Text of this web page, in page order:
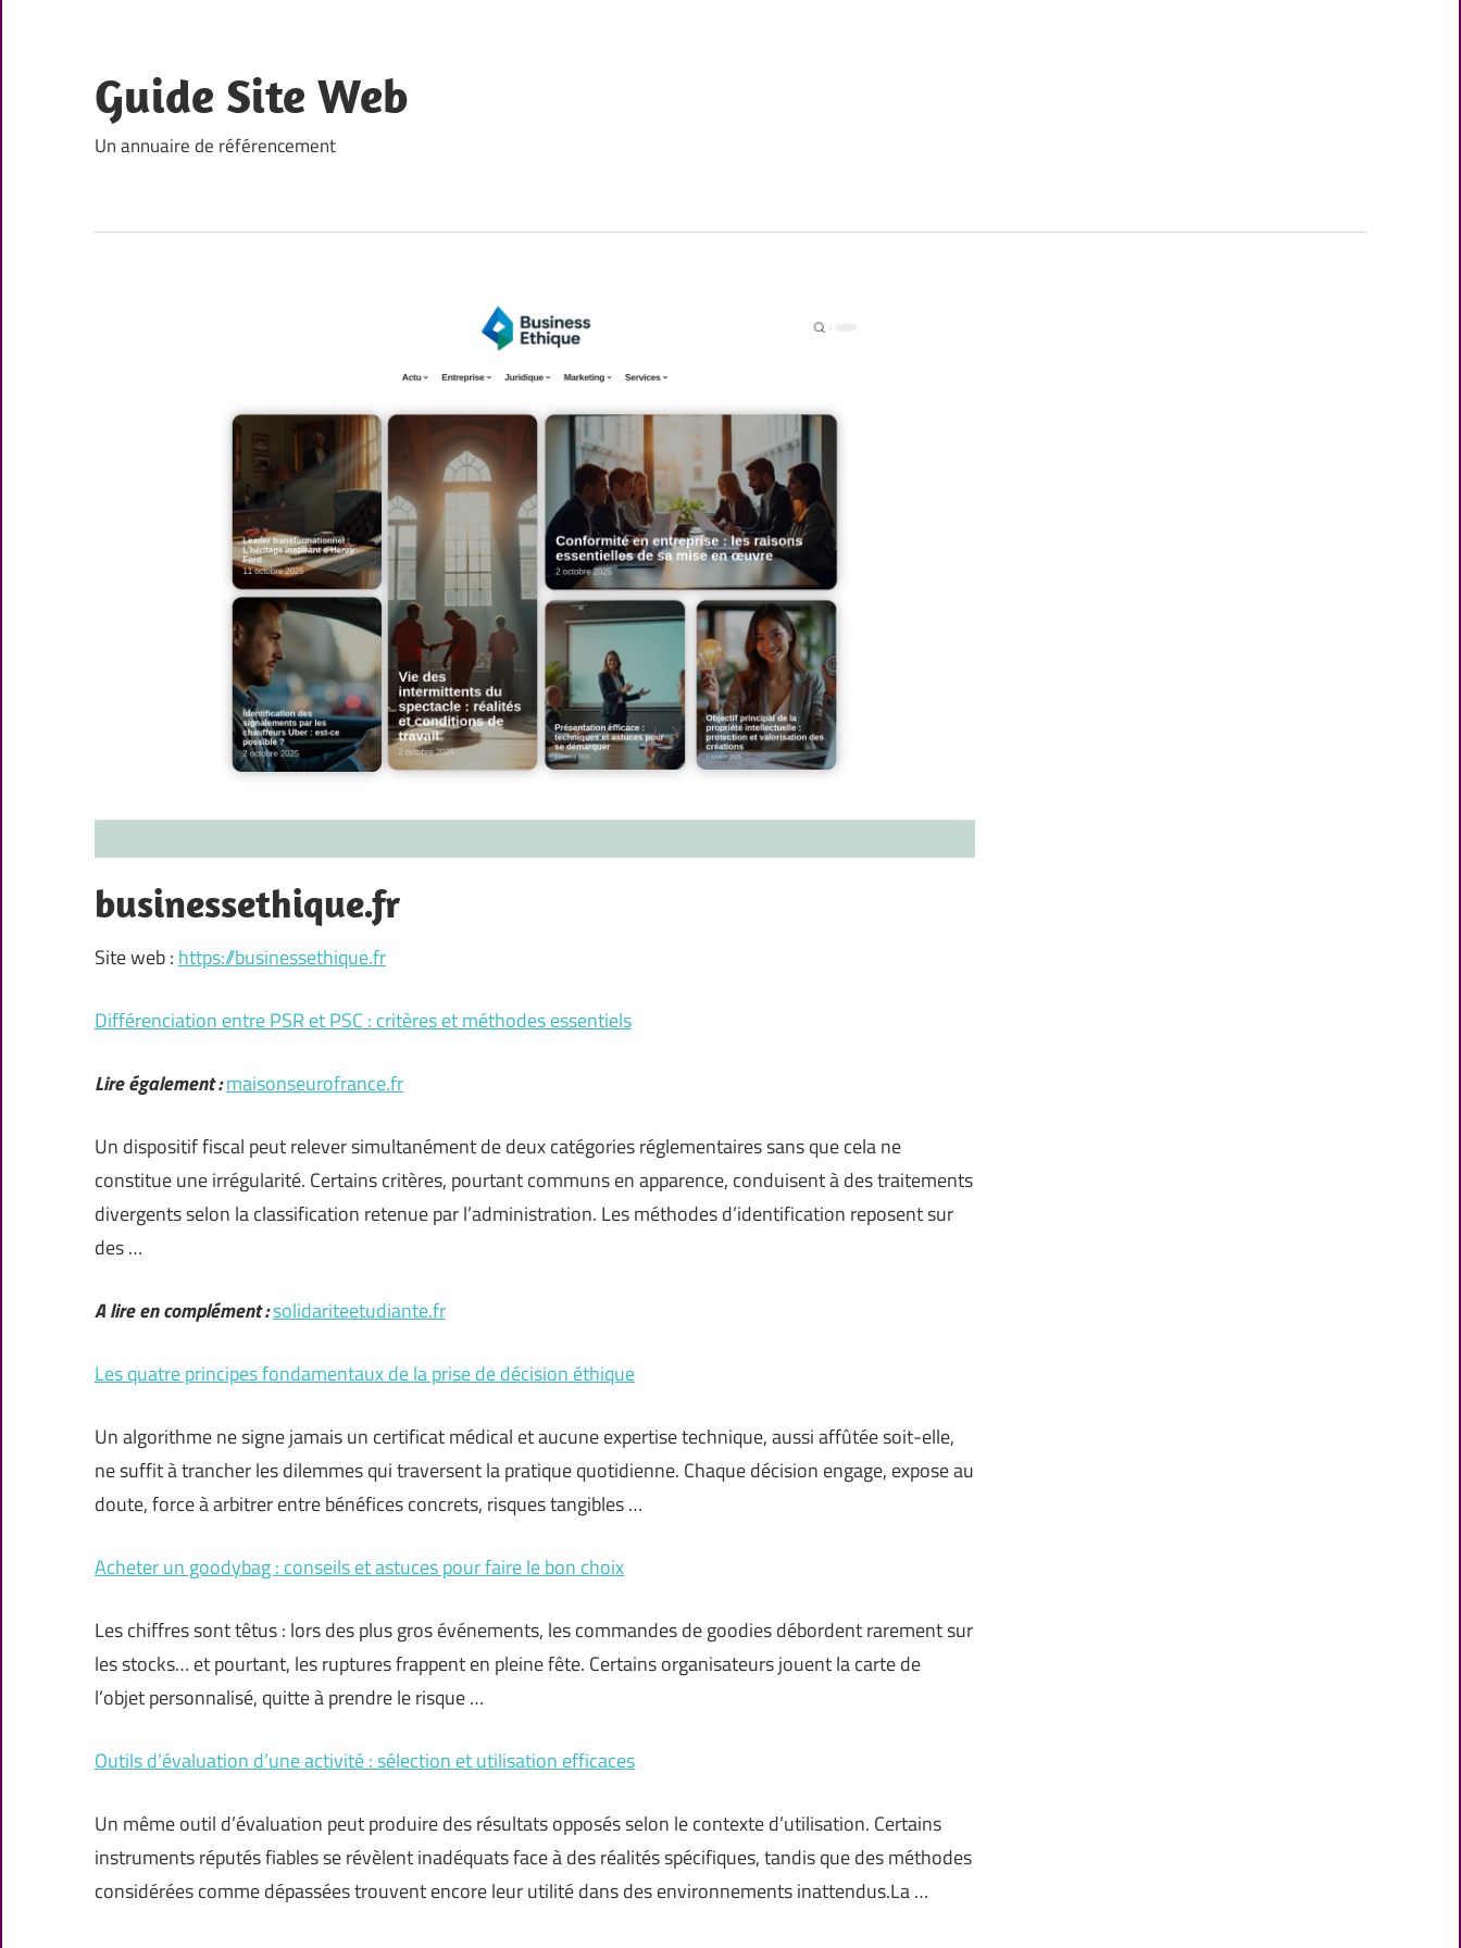
content
Guide Site Web
Un annuaire de référencement
businessethique.fr
Site web : https://businessethique.fr
Différenciation entre PSR et PSC : critères et méthodes essentiels
Lire également :maisonseurofrance.fr
Un dispositif fiscal peut relever simultanément de deux catégories réglementaires sans que cela ne
constitue une irrégularité. Certains critères, pourtant communs en apparence, conduisent à des traitements
divergents selon la classification retenue par l’administration. Les méthodes d’identification reposent sur
des …
A lire en complément :solidariteetudiante.fr
Les quatre principes fondamentaux de la prise de décision éthique
Un algorithme ne signe jamais un certificat médical et aucune expertise technique, aussi affûtée soit-elle,
ne suffit à trancher les dilemmes qui traversent la pratique quotidienne. Chaque décision engage, expose au
doute, force à arbitrer entre bénéfices concrets, risques tangibles …
Acheter un goodybag : conseils et astuces pour faire le bon choix
Les chiffres sont têtus : lors des plus gros événements, les commandes de goodies débordent rarement sur
les stocks… et pourtant, les ruptures frappent en pleine fête. Certains organisateurs jouent la carte de
l’objet personnalisé, quitte à prendre le risque …
Outils d’évaluation d’une activité : sélection et utilisation efficaces
Un même outil d’évaluation peut produire des résultats opposés selon le contexte d’utilisation. Certains
instruments réputés fiables se révèlent inadéquats face à des réalités spécifiques, tandis que des méthodes
considérées comme dépassées trouvent encore leur utilité dans des environnements inattendus.La …